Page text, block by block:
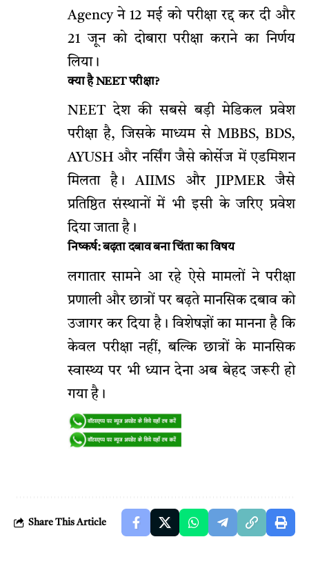
Agency ने 12 मई को परीक्षा रद्द कर दी और
21 जून को दोबारा परीक्षा कराने का निर्णय
लिया।
क्या है NEET परीक्षा?
NEET देश की सबसे बड़ी मेडिकल प्रवेश
परीक्षा है, जिसके माध्यम से MBBS, BDS,
AYUSH और नर्सिंग जैसे कोर्सेज में एडमिशन
मिलता है। AIIMS और JIPMER जैसे
प्रतिष्ठित संस्थानों में भी इसी के जरिए प्रवेश
दिया जाता है।
निष्कर्ष: बढ़ता दबाव बना चिंता का विषय
लगातार सामने आ रहे ऐसे मामलों ने परीक्षा
प्रणाली और छात्रों पर बढ़ते मानसिक दबाव को
उजागर कर दिया है। विशेषज्ञों का मानना है कि
केवल परीक्षा नहीं, बल्कि छात्रों के मानसिक
स्वास्थ्य पर भी ध्यान देना अब बेहद जरूरी हो
गया है।
Share This Article